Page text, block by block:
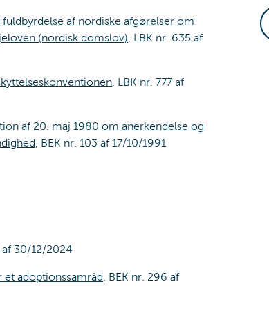
af nordiske afgørelser om
(nordisk domslov) , LBK nr. 635 af
, LBK nr. 777 af
af 20. maj 1980 om anerkendelse og
, BEK nr. 103 af 17/10/1991
af 30/12/2024
adoptionssamråd , BEK nr. 296 af